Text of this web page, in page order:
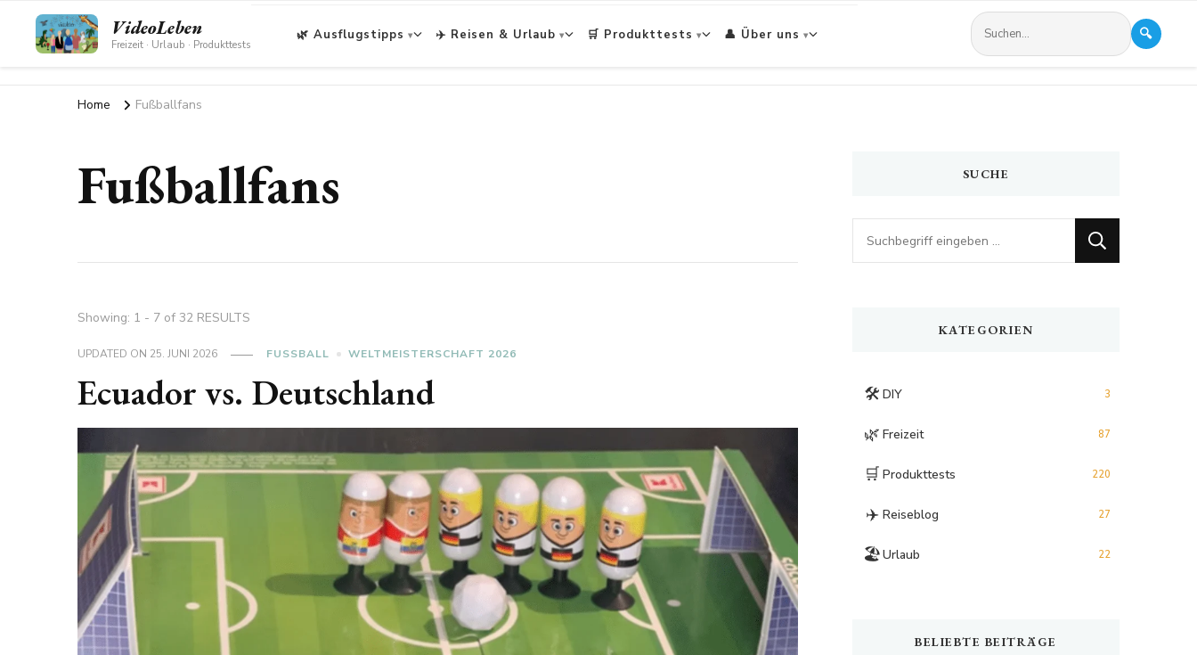
VideoLeben
Freizeit · Urlaub · Produkttests
🌿 Ausflugstipps ✈️ Reisen & Urlaub 🛒 Produkttests 👤 Über uns 🔍
Home Fußballfans
Fußballfans
Showing: 1 - 7 of 32 RESULTS
UPDATED ON 25. JUNI 2026 FUSSBALL WELTMEISTERSCHAFT 2026
Ecuador vs. Deutschland
SUCHE
Looking
for
KATEGORIEN
🛠️ DIY 3
🌿 Freizeit 87
🛒 Produkttests 220
✈️ Reiseblog 27
🏖️Urlaub 22
BELIEBTE BEITRÄGE